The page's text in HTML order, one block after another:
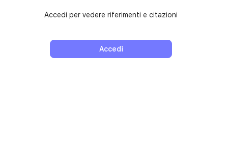
Accedi per vedere riferimenti e citazioni
Accedi